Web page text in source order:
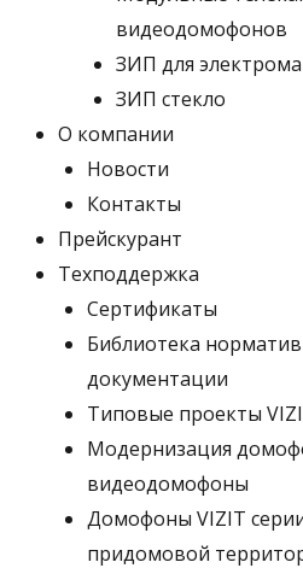
видеодомофонов
ЗИП для
ЗИП стекло
О компании
Новости
Контакты
Прейскурант
Техподдержка
Сертификаты
Библиотека
документации
Типовые проекты
Модернизация
видеодомофоны
Домофоны VIZIT
придомовой